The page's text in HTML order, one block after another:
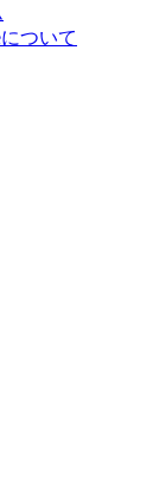
ついて